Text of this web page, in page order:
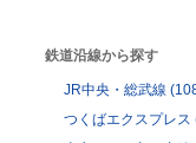
鉄道沿線から探す
JR中央・総武線
つくばエクスプレス